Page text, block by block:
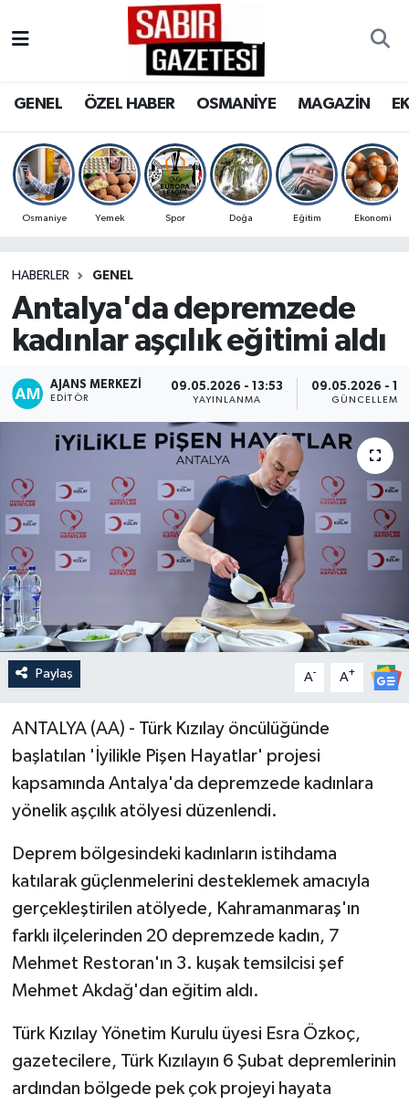
GENEL ÖZEL HABER OSMANİYE MAGAZİN
Osmaniye Yemek Spor Doğa Eğitim Ekonomi
HABERLER GENEL
Antalya'da depremzede
kadınlar aşçılık eğitimi aldı
AJANS MERKEZI
EDITÖR
09.05.2026 - 13:53
YAYINLANMA
09.05.2026 -
GÜNCELLEME
Paylaş A- A+
ANTALYA (AA) - Türk Kızılay öncülüğünde
başlatılan 'İyilikle Pişen Hayatlar' projesi
kapsamında Antalya'da depremzede kadınlara
yönelik aşçılık atölyesi düzenlendi.
Deprem bölgesindeki kadınların istihdama
katılarak güçlenmelerini desteklemek amacıyla
gerçekleştirilen atölyede, Kahramanmaraş'ın
farklı ilçelerinden 20 depremzede kadın, 7
Mehmet Restoran'ın 3. kuşak temsilcisi şef
Mehmet Akdağ'dan eğitim aldı.
Türk Kızılay Yönetim Kurulu üyesi Esra Özkoç,
gazetecilere, Türk Kızılayın 6 Şubat depremlerinin
ardından bölgede pek çok projeyi hayata
OSMANİYE
MAGAZİN
SPOR
RESMİ İLANLAR
Osmaniye Nöbetçi Eczaneler
Osmaniye Trafik Yoğunluk Haritası
Süper Lig Puan Durumu ve Fikstür
Son Dakika Haberleri
Haber Arşivi